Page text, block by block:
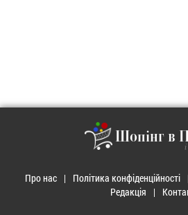
Шопінг в
Про нас Політика конфіденційності
Редакція